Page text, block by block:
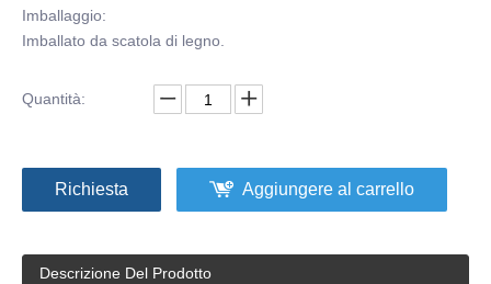
Imballaggio:
Imballato da scatola di legno.
Quantità:
Richiesta Aggiungere al carrello
Descrizione Del Prodotto